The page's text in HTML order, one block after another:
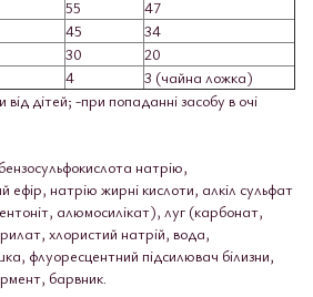
55
47
45
34
30
20
4
3 (чайна ложка)
від дітей; -при попаданні засобу в очі
натрію,
ефір, натрію жирні кислоти, алкіл сульфат
алюмосилікат), луг (карбонат,
хлористий натрій, вода,
флуоресцентний підсилювач білизни,
барвник.